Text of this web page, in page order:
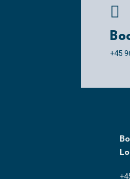

+45